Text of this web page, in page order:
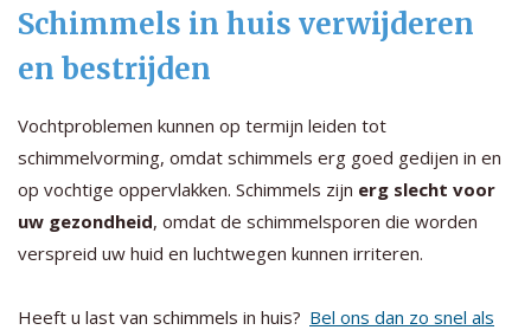
Schimmels in huis verwijderen
en bestrijden
Vochtproblemen kunnen op termijn leiden tot
schimmelvorming, omdat schimmels erg goed gedijen in en
op vochtige oppervlakken. Schimmels zijn erg slecht voor
uw gezondheid, omdat de schimmelsporen die worden
verspreid uw huid en luchtwegen kunnen irriteren.
Heeft u last van schimmels in huis? Bel ons dan zo snel als